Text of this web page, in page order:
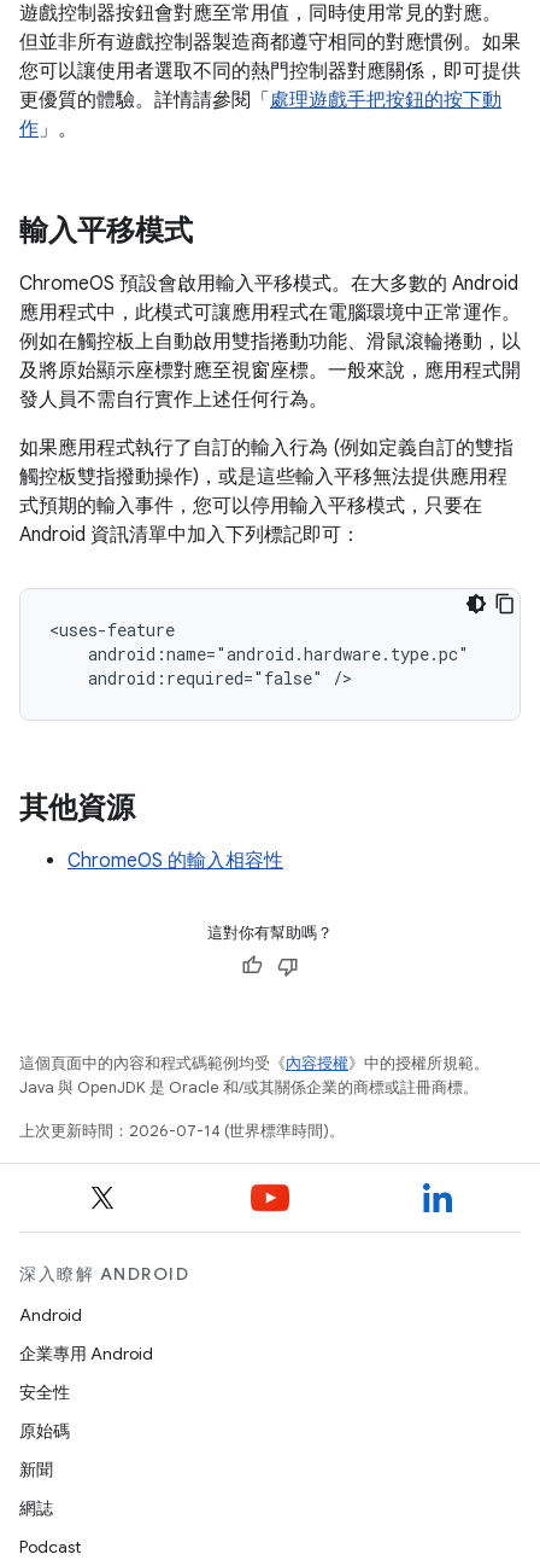
遊戲控制器按鈕會對應至常用值，同時使用常見的對應。
但並非所有遊戲控制器製造商都遵守相同的對應慣例。如果
您可以讓使用者選取不同的熱門控制器對應關係，即可提供
更優質的體驗。詳情請參閱「 處理遊戲手把按鈕的按下動
作」。
輸入平移模式
ChromeOS 預設會啟用輸入平移模式。在大多數的 Android
應用程式中，此模式可讓應用程式在電腦環境中正常運作。
例如在觸控板上自動啟用雙指捲動功能、滑鼠滾輪捲動，以
及將原始顯示座標對應至視窗座標。一般來說，應用程式開
發人員不需自行實作上述任何行為。
如果應用程式執行了自訂的輸入行為 (例如定義自訂的雙指
觸控板雙指撥動操作)，或是這些輸入平移無法提供應用程
式預期的輸入事件，您可以停用輸入平移模式，只要在
Android 資訊清單中加入下列標記即可：
android:required="false"
其他資源
ChromeOS 的輸入相容性
這對你有幫助嗎？
這個頁面中的內容和程式碼範例均受《內容授權》中的授權所規範。
Java 與 OpenJDK 是 Oracle 和/或其關係企業的商標或註冊商標。
上次更新時間：2026-07-14 (世界標準時間)。
深入瞭解 ANDROID
Android
企業專用 Android
安全性
原始碼
新聞
網誌
Podcast